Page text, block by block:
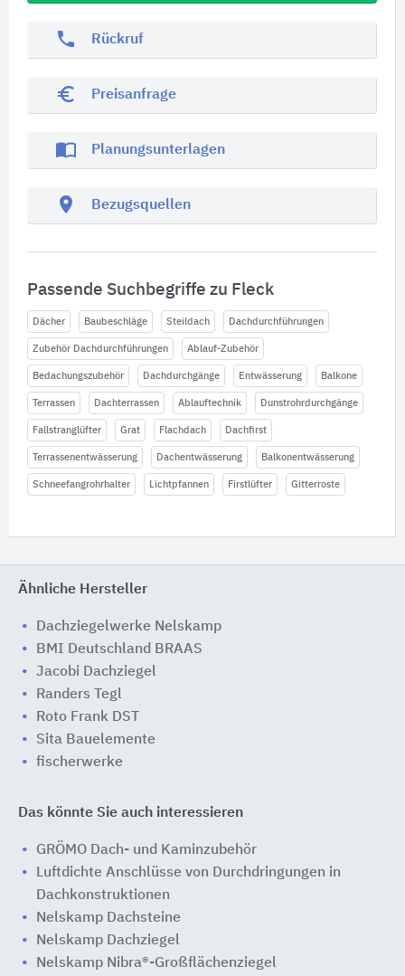
phone Rückruf
euro_symbol Preisanfrage
import_contacts Planungsunterlagen
location_on Bezugsquellen
Passende Suchbegriffe zu Fleck
Dächer Baubeschläge Steildach Dachdurchführungen
Zubehör Dachdurchführungen Ablauf-Zubehör
Bedachungszubehör Dachdurchgänge Entwässerung Balkone
Terrassen Dachterrassen Ablauftechnik Dunstrohrdurchgänge
Fallstranglüfter Grat Flachdach Dachfirst
Terrassenentwässerung Dachentwässerung Balkonentwässerung
Schneefangrohrhalter Lichtpfannen Firstlüfter Gitterroste
Ähnliche Hersteller
Dachziegelwerke Nelskamp
BMI Deutschland BRAAS
Jacobi Dachziegel
Randers Tegl
Roto Frank DST
Sita Bauelemente
fischerwerke
Das könnte Sie auch interessieren
GRÖMO Dach- und Kaminzubehör
Luftdichte Anschlüsse von Durchdringungen in
Dachkonstruktionen
Nelskamp Dachsteine
Nelskamp Dachziegel
Nelskamp Nibra®-Großflächenziegel